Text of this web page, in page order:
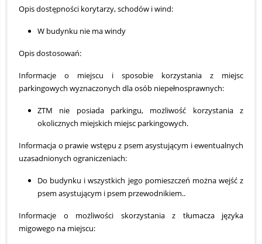
Opis dostępności korytarzy, schodów i wind:
W budynku nie ma windy
Opis dostosowań:
Informacje o miejscu i sposobie korzystania z miejsc
parkingowych wyznaczonych dla osób niepełnosprawnych:
ZTM nie posiada parkingu, możliwość korzystania z
okolicznych miejskich miejsc parkingowych.
Informacja o prawie wstępu z psem asystującym i ewentualnych
uzasadnionych ograniczeniach:
Do budynku i wszystkich jego pomieszczeń można wejść z
psem asystującym i psem przewodnikiem..
Informacje o możliwości skorzystania z tłumacza języka
migowego na miejscu: